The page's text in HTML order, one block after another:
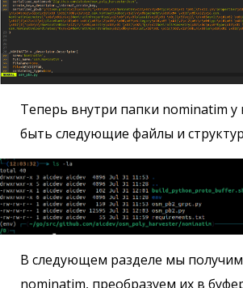
Теперь внутри папки nominatim у
быть следующие файлы и
В следующем разделе мы
nominatim, преобразуем их в